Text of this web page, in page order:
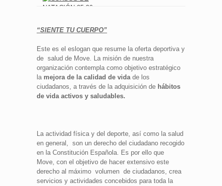
“SIENTE TU CUERPO”
Este es el eslogan que resume la oferta deportiva y
de salud de Move. La misión de nuestra
organización contempla como objetivo estratégico
la mejora de la calidad de vidade los
ciudadanos, a través de la adquisición de hábitos
de vida activos y saludables.
La actividad física y del deporte, así como la salud
en general, son un derecho del ciudadano recogido
en la Constitución Española. Es por ello que
Move, con el objetivo de hacer extensivo este
derecho al máximo volumen de ciudadanos, crea
servicios y actividades concebidos para toda la